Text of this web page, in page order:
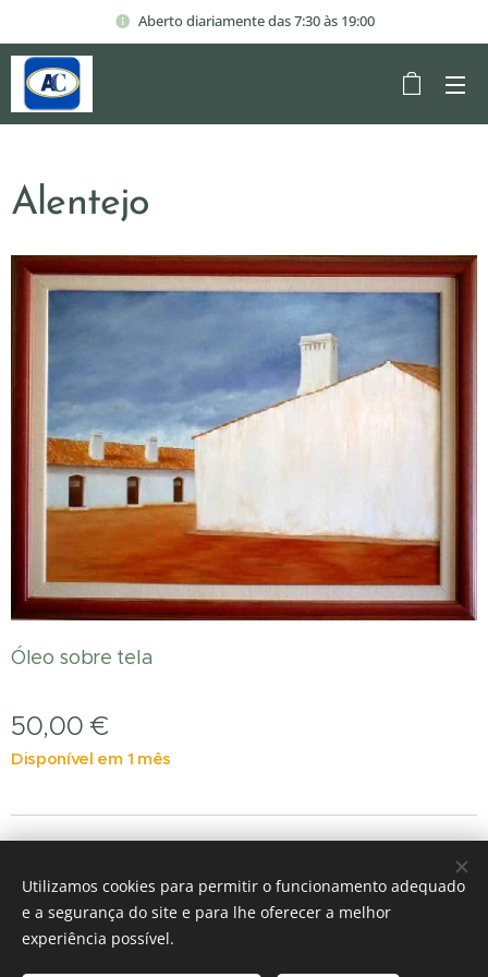
Aberto diariamente das 7:30 às 19:00
Alentejo
Óleo sobre tela
50,00 €
Disponível em 1 mês
Imagens fornecidas porPexels
Cookies
Utilizamos cookies para permitir o funcionamento adequado
e a segurança do site e para lhe oferecer a melhor
experiência possível.